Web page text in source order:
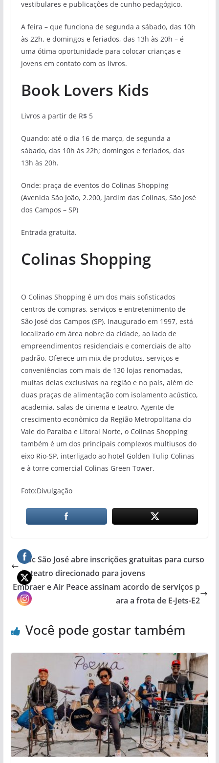
vestibulares e publicações de cunho pedagógico.
A feira – que funciona de segunda a sábado, das 10h
às 22h, e domingos e feriados, das 13h às 20h – é
uma ótima oportunidade para colocar crianças e
jovens em contato com os livros.
Book Lovers Kids
Livros a partir de R$ 5
Quando: até o dia 16 de março, de segunda a
sábado, das 10h às 22h; domingos e feriados, das
13h às 20h.
Onde: praça de eventos do Colinas Shopping
(Avenida São João, 2.200, Jardim das Colinas, São José
dos Campos – SP)
Entrada gratuita.
Colinas Shopping
O Colinas Shopping é um dos mais sofisticados
centros de compras, serviços e entretenimento de
São José dos Campos (SP). Inaugurado em 1997, está
localizado em área nobre da cidade, ao lado de
empreendimentos residenciais e comerciais de alto
padrão. Oferece um mix de produtos, serviços e
conveniências com mais de 130 lojas renomadas,
muitas delas exclusivas na região e no país, além de
duas praças de alimentação com isolamento acústico,
academia, salas de cinema e teatro. Agente de
crescimento econômico da Região Metropolitana do
Vale do Paraíba e Litoral Norte, o Colinas Shopping
também é um dos principais complexos multiusos do
eixo Rio-SP, interligado ao hotel Golden Tulip Colinas
e à torre comercial Colinas Green Tower.
Foto:Divulgação
Sesc São José abre inscrições gratuitas para curso
de teatro direcionado para jovens
Embraer e Air Peace assinam acordo de serviços p
ara a frota de E-Jets-E2
Você pode gostar também